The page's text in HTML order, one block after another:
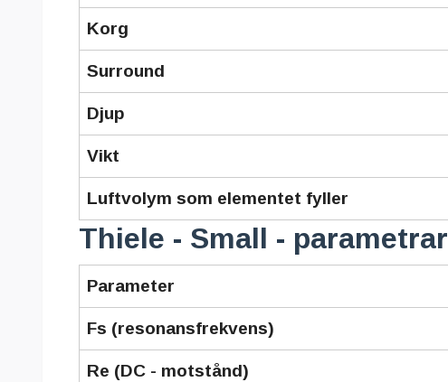
Korg
Surround
Djup
Vikt
Luftvolym som elementet fyller
Thiele - Small - parametrar
Parameter
Fs (resonansfrekvens)
Re (DC - motstånd)